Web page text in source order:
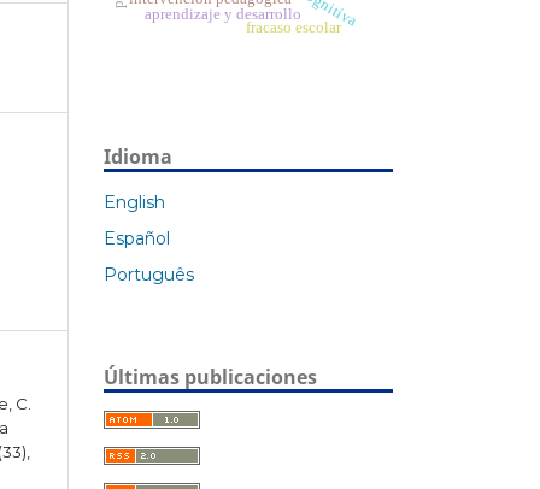
C.
aprendizaje y desarrollo
fracaso escolar
Idioma
English
Español
Português
Últimas publicaciones